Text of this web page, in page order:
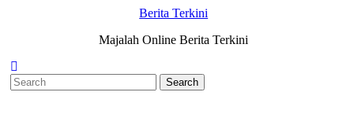
Berita Terkini
Majalah Online Berita Terkini